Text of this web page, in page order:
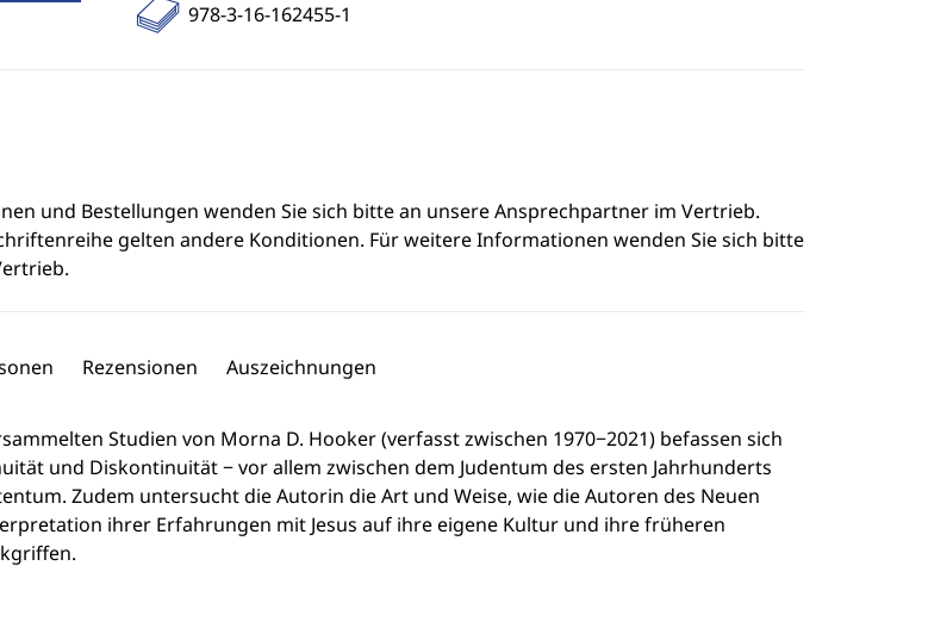
978-3-16-162455-1
und Bestellungen wenden Sie sich bitte an unsere Ansprechpartner im Vertrieb.
gelten andere Konditionen. Für weitere Informationen wenden Sie sich bitte
Rezensionen Auszeichnungen
Studien von Morna D. Hooker (verfasst zwischen 1970−2021) befassen sich
und Diskontinuität − vor allem zwischen dem Judentum des ersten Jahrhunderts
Zudem untersucht die Autorin die Art und Weise, wie die Autoren des Neuen
ihrer Erfahrungen mit Jesus auf ihre eigene Kultur und ihre früheren